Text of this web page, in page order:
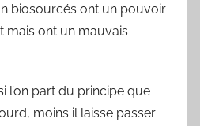
biosourcés ont un pouvoir
mais ont un mauvais
l’on part du principe que
moins il laisse passer